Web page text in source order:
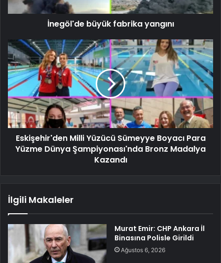
İnegöl'de büyük fabrika yangını
Eskişehir'den Milli Yüzücü Sümeyye Boyacı Para
Yüzme Dünya Şampiyonası'nda Bronz Madalya
Kazandı
İlgili Makaleler
Murat Emir: CHP Ankara İl
Binasına Polisle Girildi
Ağustos 6, 2026